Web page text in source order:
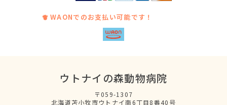
WAONでのお支払い可能です！
ウトナイの森動物病院
〒059-1307
北海道苫小牧市ウトナイ南6丁目8番40号